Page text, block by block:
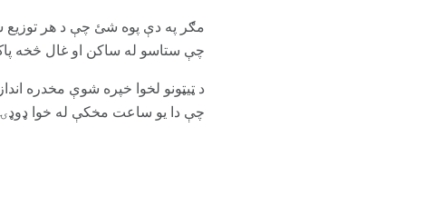
چې ستاسو له ساکن او غال څخه
د ټیټونو لخوا خپره شوې مخدره
چې دا یو ساعت مخکې له خوا